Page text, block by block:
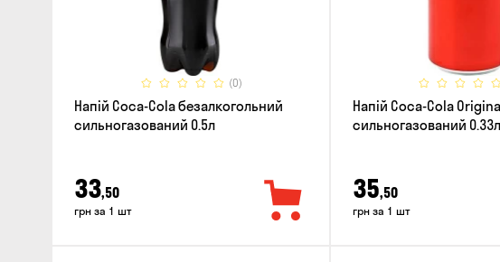
(0)
Напій Coca-Cola безалкогольний
сильногазований 0.5л
33,50
грн за 1 шт
Напій Coca-Cola
сильногазований 0.33л
35,50
грн за 1 шт